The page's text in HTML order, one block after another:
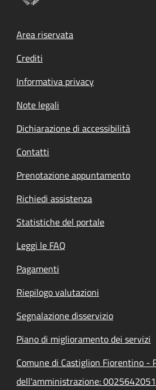
Footer menu
Area riservata
Crediti
Informativa privacy
Note legali
Dichiarazione di accessibilità
Contatti
Prenotazione appuntamento
Richiedi assistenza
Statistiche del portale
Leggi le FAQ
Pagamenti
Riepilogo valutazioni
Segnalazione disservizio
Piano di miglioramento dei servizi
Comune di Castiglion Fiorentino -
dell'amministrazione: